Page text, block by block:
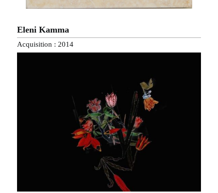
Eleni Kamma
Acquisition : 2014